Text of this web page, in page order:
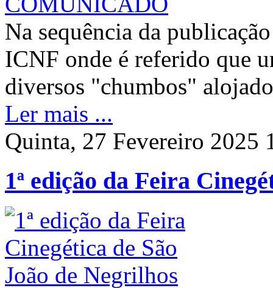
Na sequência da
ICNF onde é referido que
diversos "chumbos"
Ler mais ...
Quinta, 27 Fevereiro 2025
1ª edição da Feira